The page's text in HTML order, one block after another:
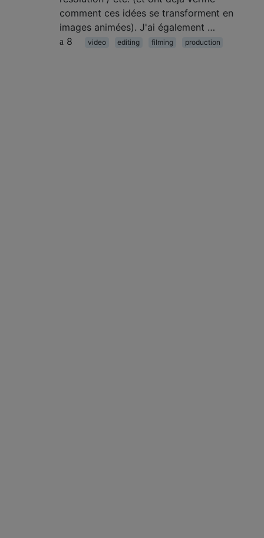
comment ces idées se transforment en
images animées). J'ai également …
8
video editing filming production